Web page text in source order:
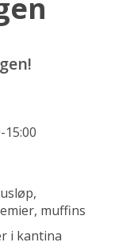
muffins
i kantina